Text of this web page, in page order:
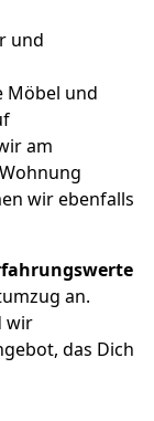
und
Möbel und
am
wir ebenfalls
an.
wir
das Dich